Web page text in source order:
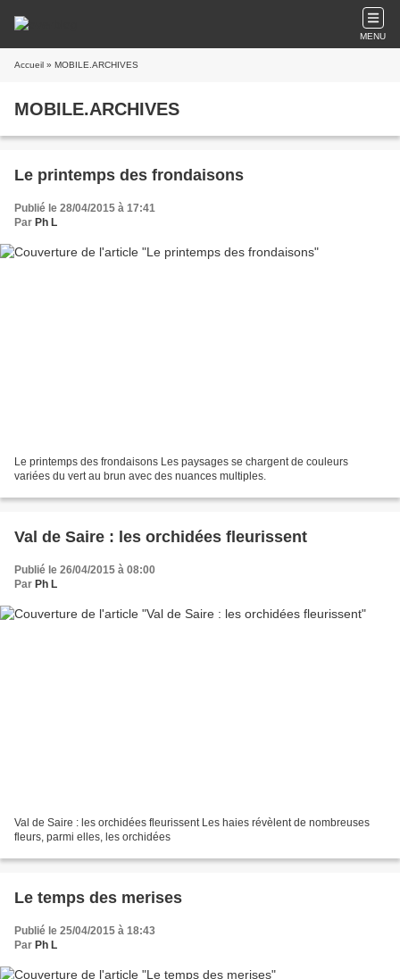
MENU
Accueil » MOBILE.ARCHIVES
MOBILE.ARCHIVES
Le printemps des frondaisons
Publié le 28/04/2015 à 17:41
Par Ph L
Le printemps des frondaisons Les paysages se chargent de couleurs
variées du vert au brun avec des nuances multiples.
Val de Saire : les orchidées fleurissent
Publié le 26/04/2015 à 08:00
Par Ph L
Val de Saire : les orchidées fleurissent Les haies révèlent de nombreuses
fleurs, parmi elles, les orchidées
Le temps des merises
Publié le 25/04/2015 à 18:43
Par Ph L